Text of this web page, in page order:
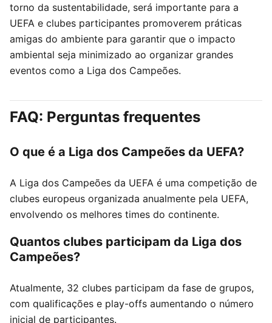
torno da sustentabilidade, será importante para a
UEFA e clubes participantes promoverem práticas
amigas do ambiente para garantir que o impacto
ambiental seja minimizado ao organizar grandes
eventos como a Liga dos Campeões.
FAQ: Perguntas frequentes
O que é a Liga dos Campeões da UEFA?
A Liga dos Campeões da UEFA é uma competição de
clubes europeus organizada anualmente pela UEFA,
envolvendo os melhores times do continente.
Quantos clubes participam da Liga dos
Campeões?
Atualmente, 32 clubes participam da fase de grupos,
com qualificações e play-offs aumentando o número
inicial de participantes.